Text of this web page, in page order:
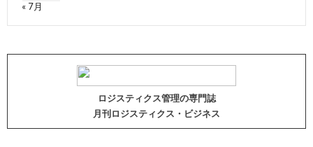
« 7月
ロジスティクス管理の専門誌
月刊ロジスティクス・ビジネス